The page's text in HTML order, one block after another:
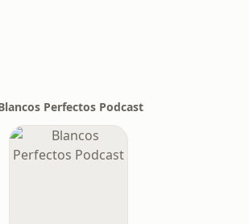
Perfectos Podcast